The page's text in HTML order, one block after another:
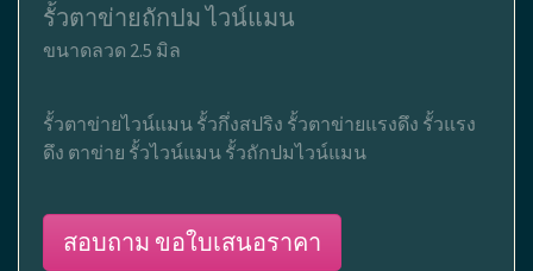
รั้วตาข่ายถักปม ไวน์แมน
ขนาดลวด 2.5 มิล
รั้วตาข่ายไวน์แมน รั้วกึ่งสปริง รั้วตาข่ายแรงดึง รั้วแรง
ดึง ตาข่าย รั้วไวน์แมน รั้วถักปมไวน์แมน
สอบถาม ขอใบเสนอราคา